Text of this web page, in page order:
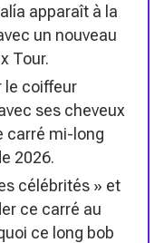
apparaît à la
un nouveau
Tour.
le coiffeur
ses cheveux
carré mi-long
2026.
célébrités » et
ce carré au
ce long bob